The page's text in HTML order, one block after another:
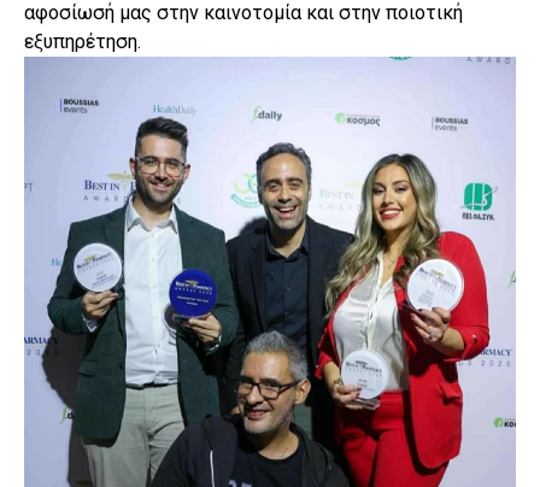
αφοσίωσή μας στην καινοτομία και στην ποιοτική
εξυπηρέτηση.